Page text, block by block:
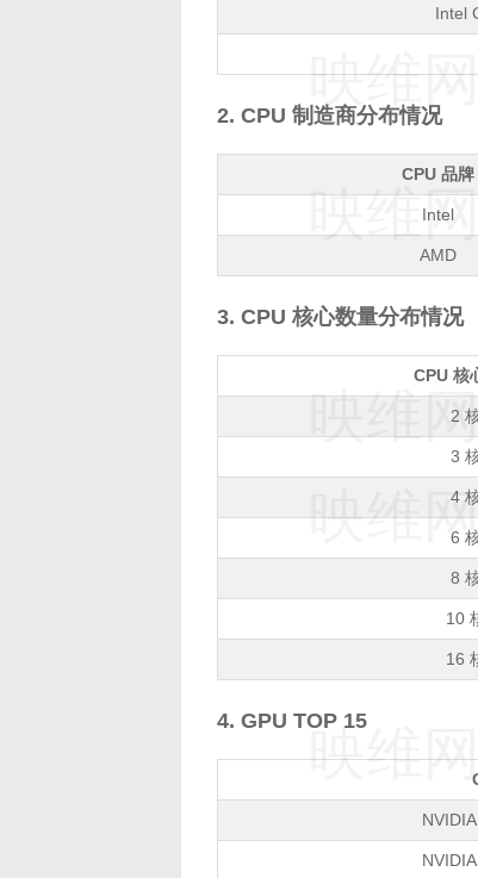
Intel
2. CPU 制造商分布情况
CPU 品牌
Intel
AMD
映维
3. CPU 核心数量分布情况
CPU 核
2
3
4
6
8
10
16
映维
4. GPU TOP 15
映维
映维
映维